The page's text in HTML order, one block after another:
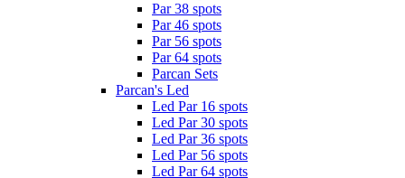
Par 38 spots
Par 46 spots
Par 56 spots
Par 64 spots
Parcan Sets
Parcan's Led
Led Par 16 spots
Led Par 30 spots
Led Par 36 spots
Led Par 56 spots
Led Par 64 spots